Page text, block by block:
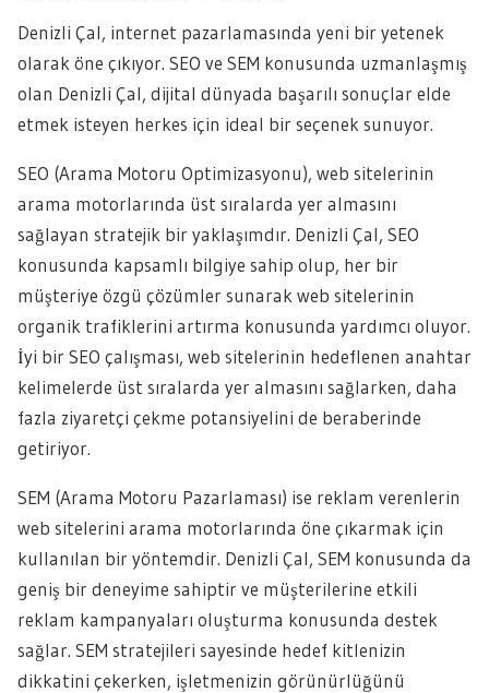
Denizli Çal, internet pazarlamasında yeni bir yetenek
olarak öne çıkıyor. SEO ve SEM konusunda uzmanlaşmış
olan Denizli Çal, dijital dünyada başarılı sonuçlar elde
etmek isteyen herkes için ideal bir seçenek sunuyor.
SEO (Arama Motoru Optimizasyonu), web sitelerinin
arama motorlarında üst sıralarda yer almasını
sağlayan stratejik bir yaklaşımdır. Denizli Çal, SEO
konusunda kapsamlı bilgiye sahip olup, her bir
müşteriye özgü çözümler sunarak web sitelerinin
organik trafiklerini artırma konusunda yardımcı oluyor.
İyi bir SEO çalışması, web sitelerinin hedeflenen anahtar
kelimelerde üst sıralarda yer almasını sağlarken, daha
fazla ziyaretçi çekme potansiyelini de beraberinde
getiriyor.
SEM (Arama Motoru Pazarlaması) ise reklam verenlerin
web sitelerini arama motorlarında öne çıkarmak için
kullanılan bir yöntemdir. Denizli Çal, SEM konusunda da
geniş bir deneyime sahiptir ve müşterilerine etkili
reklam kampanyaları oluşturma konusunda destek
sağlar. SEM stratejileri sayesinde hedef kitlenizin
dikkatini çekerken, işletmenizin görünürlüğünü